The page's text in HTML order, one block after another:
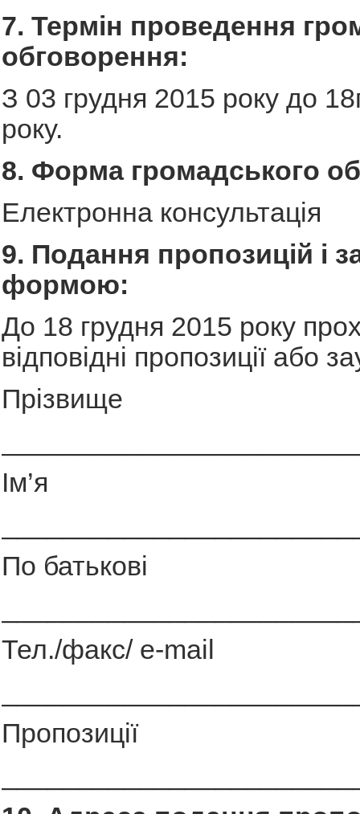
7. Термін проведення
обговорення:
З 03 грудня 2015 року до
року.
8. Форма громадського
Електронна консультація
9. Подання пропозицій і
формою:
До 18 грудня 2015 року
відповідні пропозиції або
Прізвище
Ім’я
По батькові
Тел./факс/ e-mail
Пропозиції